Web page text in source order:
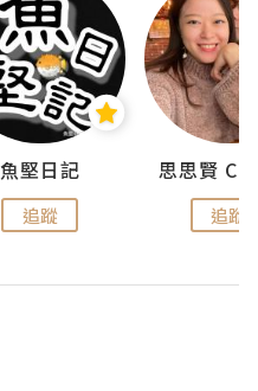
魚堅日記
追蹤 追蹤